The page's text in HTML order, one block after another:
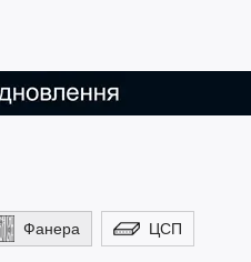
Фанера ЦСП